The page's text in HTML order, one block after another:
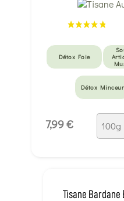
Détox Foie
Détox Minceur
7,99 €
Tisane Bardane